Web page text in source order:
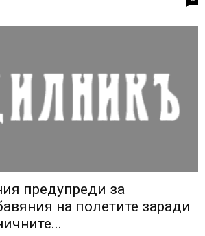
предупреди за
на полетите заради